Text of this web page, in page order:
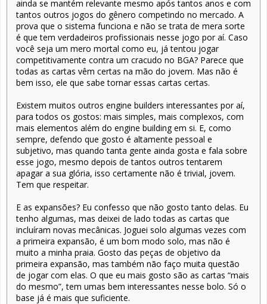
ainda se mantém relevante mesmo após tantos anos e com
tantos outros jogos do gênero competindo no mercado. A
prova que o sistema funciona e não se trata de mera sorte
é que tem verdadeiros profissionais nesse jogo por aí. Caso
você seja um mero mortal como eu, já tentou jogar
competitivamente contra um cracudo no BGA? Parece que
todas as cartas vêm certas na mão do jovem. Mas não é
bem isso, ele que sabe tornar essas cartas certas.
Existem muitos outros engine builders interessantes por aí,
para todos os gostos: mais simples, mais complexos, com
mais elementos além do engine building em si. E, como
sempre, defendo que gosto é altamente pessoal e
subjetivo, mas quando tanta gente ainda gosta e fala sobre
esse jogo, mesmo depois de tantos outros tentarem
apagar a sua glória, isso certamente não é trivial, jovem.
Tem que respeitar.
E as expansões? Eu confesso que não gosto tanto delas. Eu
tenho algumas, mas deixei de lado todas as cartas que
incluíram novas mecânicas. Joguei solo algumas vezes com
a primeira expansão, é um bom modo solo, mas não é
muito a minha praia. Gosto das peças de objetivo da
primeira expansão, mas também não faço muita questão
de jogar com elas. O que eu mais gosto são as cartas “mais
do mesmo”, tem umas bem interessantes nesse bolo. Só o
base já é mais que suficiente.